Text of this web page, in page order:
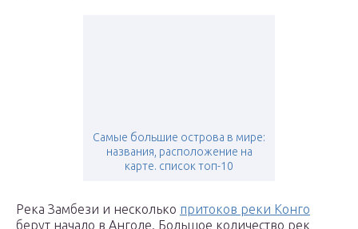
Самые большие острова в мире:
названия, расположение на
карте. список топ-10
Река Замбези и несколько притоков реки Конго
берут начало в Анголе. Большое количество рек